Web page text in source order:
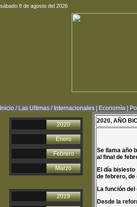
sábado 8 de agosto del 2026
Inicio / Las Ultimas / Internacionales Economìa
2020
Enero
Febrero
Marzo
2019
2020, AÑO
Se llama año
al final de
El día
de febrero,
La función
Desde la